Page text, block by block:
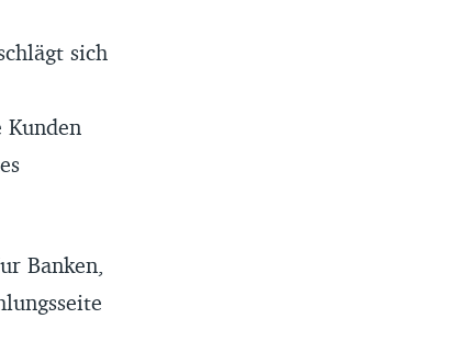
sich
Kunden
Banken,